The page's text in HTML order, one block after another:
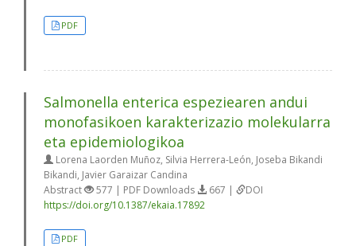
PDF
Salmonella enterica espeziearen andui
monofasikoen karakterizazio molekularra
eta epidemiologikoa
Lorena Laorden Muñoz, Silvia Herrera-León, Joseba Bikandi
Bikandi, Javier Garaizar Candina
Abstract
577 | PDF Downloads 667 |
DOI
https://doi.org/10.1387/ekaia.17892
PDF